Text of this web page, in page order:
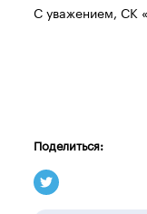
С уважением, СК
Поделиться: